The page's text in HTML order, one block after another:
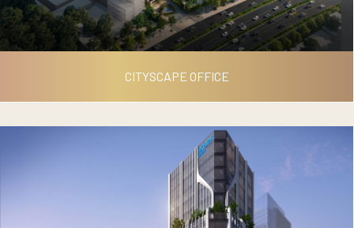
CITYSCAPE OFFICE
CITYSCAPE OFFICE